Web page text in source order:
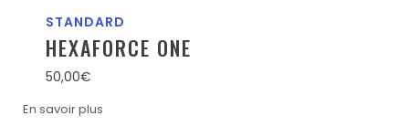
STANDARD
HEXAFORCE ONE
50,00€
En savoir plus